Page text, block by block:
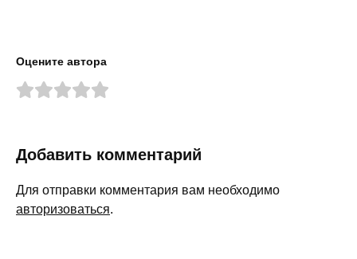
Оцените автора
Добавить комментарий
Для отправки комментария вам необходимо
авторизоваться.